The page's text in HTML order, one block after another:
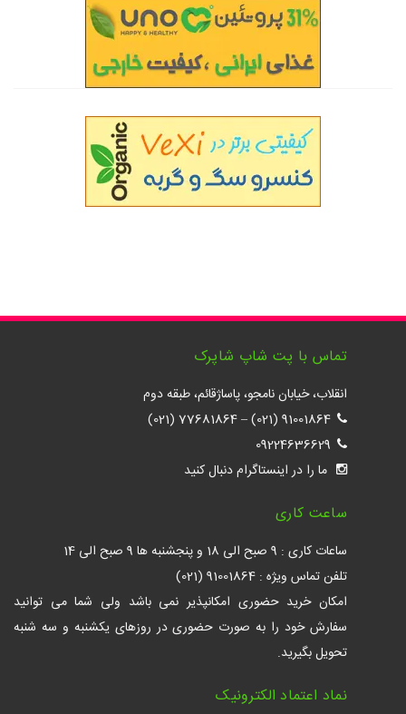
تماس با پت شاپ شاپرک
انقلاب، خیابان نامجو، پاساژقائم، طبقه دوم
91001864 (021)
–
77681864 (021)
09224636629
ما را در اینستاگرام دنبال کنید
ساعت کاری
ساعات کاری : 9 صبح الی 18 و پنجشنبه ها 9 صبح الی 14
تلفن تماس ویژه : 91001864 (021)
امکان خرید حضوری امکانپذیر نمی باشد ولی شما می توانید
سفارش خود را به صورت حضوری در روزهای یکشنبه و سه شنبه
تحویل بگیرید.
نماد اعتماد الکترونیک